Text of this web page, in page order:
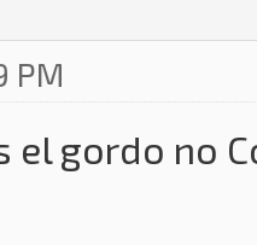
PM
el gordo no